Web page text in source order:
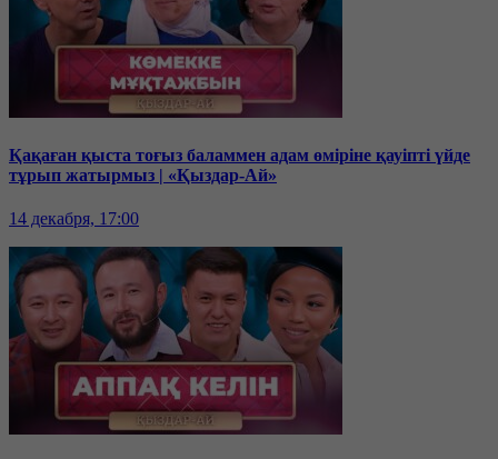
Қақаған қыста тоғыз баламмен адам өміріне қауіпті үйде
тұрып жатырмыз | «Қыздар-Ай»
14 декабря, 17:00